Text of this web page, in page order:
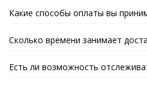
Какие способы оплаты вы
Сколько времени занимает
Есть ли возможность